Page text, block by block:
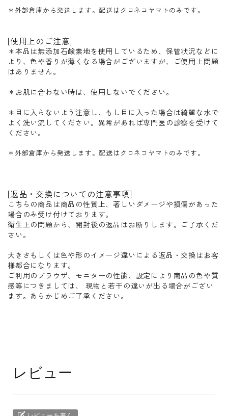
＊外部倉庫から発送します。配送はクロネコヤマトのみです。
[使用上のご注意]
＊本品は無添加石鹸素地を使用しているため、保管状況などに
より、色や香りが薄くなる場合がございますが、ご使用上問題
はありません。
＊お肌に合わない時は、使用しないでください。
＊目に入らないよう注意し、もし目に入った場合は綺麗な水で
よく洗い流してください。異常があれば専門医の診察を受けて
ください。
＊外部倉庫から発送します。配送はクロネコヤマトのみです。
[返品・交換についての注意事項]
こちらの商品は商品の性質上、著しいダメージや損傷があった
場合のみ受け付けております。
衛生上の問題から、開封後の返品はお断りします。ご了承くだ
さい。
大きさもしくは色や形のイメージ違いによる返品・交換はお客
様都合になります。
ご利用のブラウザ、モニターの性能、設定により商品の色や質
感等につきましては、 現物と若干の違いが出る場合がござい
ます。あらかじめご了承ください。
レビュー